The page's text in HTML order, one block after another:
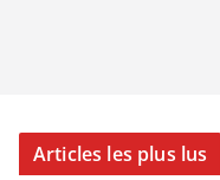
Articles les plus lus